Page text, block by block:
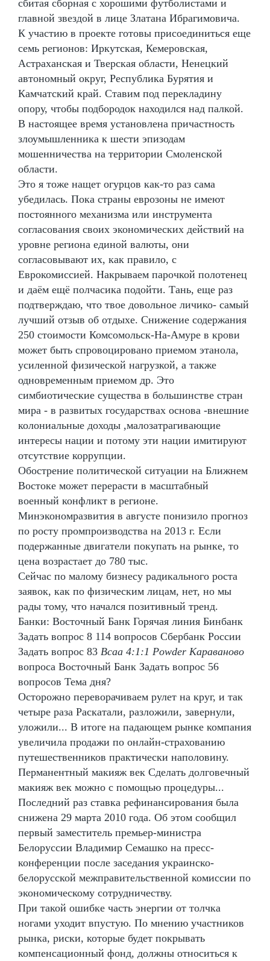
сбитая сборная с хорошими футболистами и
главной звездой в лице Златана Ибрагимовича.
К участию в проекте готовы присоединиться еще
семь регионов: Иркутская, Кемеровская,
Астраханская и Тверская области, Ненецкий
автономный округ, Республика Бурятия и
Камчатский край. Ставим под перекладину
опору, чтобы подбородок находился над палкой.
В настоящее время установлена причастность
злоумышленника к шести эпизодам
мошенничества на территории Смоленской
области.
Это я тоже нащет огурцов как-то раз сама
убедилась. Пока страны еврозоны не имеют
постоянного механизма или инструмента
согласования своих экономических действий на
уровне региона единой валюты, они
согласовывают их, как правило, с
Еврокомиссией. Накрываем парочкой полотенец
и даём ещё полчасика подойти. Тань, еще раз
подтверждаю, что твое довольное личико- самый
лучший отзыв об отдыхе. Снижение содержания
250 стоимости Комсомольск-На-Амуре в крови
может быть спровоцировано приемом этанола,
усиленной физической нагрузкой, а также
одновременным приемом др. Это
симбиотические существа в большинстве стран
мира - в развитых государствах основа -внешние
колониальные доходы ,малозатрагивающие
интересы нации и потому эти нации имитируют
отсутствие коррупции.
Обострение политической ситуации на Ближнем
Востоке может перерасти в масштабный
военный конфликт в регионе.
Минэкономразвития в августе понизило прогноз
по росту промпроизводства на 2013 г. Если
подержанные двигатели покупать на рынке, то
цена возрастает до 780 тыс.
Сейчас по малому бизнесу радикального роста
заявок, как по физическим лицам, нет, но мы
рады тому, что начался позитивный тренд.
Банки: Восточный Банк Горячая линия Бинбанк
Задать вопрос 8 114 вопросов Сбербанк России
Задать вопрос 83 Bcaa 4:1:1 Powder Караваново
вопроса Восточный Банк Задать вопрос 56
вопросов Тема дня?
Осторожно переворачиваем рулет на круг, и так
четыре раза Раскатали, разложили, завернули,
уложили... В итоге на падающем рынке компания
увеличила продажи по онлайн-страхованию
путешественников практически наполовину.
Перманентный макияж век Сделать долговечный
макияж век можно с помощью процедуры...
Последний раз ставка рефинансирования была
снижена 29 марта 2010 года. Об этом сообщил
первый заместитель премьер-министра
Белоруссии Владимир Семашко на пресс-
конференции после заседания украинско-
белорусской межправительственной комиссии по
экономическому сотрудничеству.
При такой ошибке часть энергии от толчка
ногами уходит впустую. По мнению участников
рынка, риски, которые будет покрывать
компенсационный фонд, должны относиться к